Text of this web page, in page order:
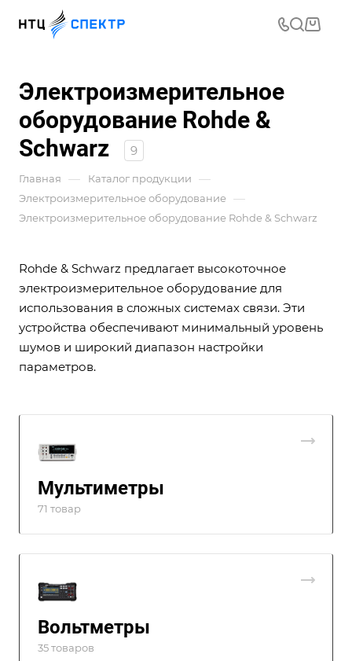
Электроизмерительное
оборудование Rohde &
Schwarz
9
Главная — Каталог продукции —
Электроизмерительное оборудование —
Электроизмерительное оборудование Rohde & Schwarz
Rohde & Schwarz предлагает высокоточное
электроизмерительное оборудование для
использования в сложных системах связи. Эти
устройства обеспечивают минимальный уровень
шумов и широкий диапазон настройки
параметров.
Мультиметры
71 товар
Вольтметры
35 товаров